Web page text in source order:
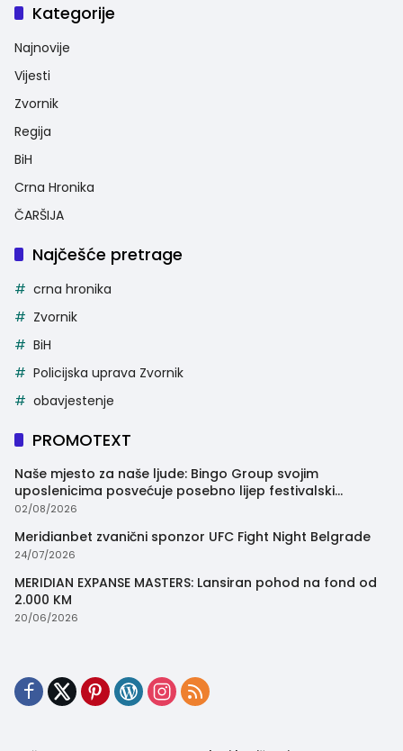
Kategorije
Najnovije
Vijesti
Zvornik
Regija
BiH
Crna Hronika
ČARŠIJA
Najčešće pretrage
crna hronika
Zvornik
BiH
Policijska uprava Zvornik
obavjestenje
PROMOTEXT
Naše mjesto za naše ljude: Bingo Group svojim
uposlenicima posvećuje posebno lijep festivalski
trenutak
02/08/2026
Meridianbet zvanični sponzor UFC Fight Night Belgrade
24/07/2026
MERIDIAN EXPANSE MASTERS: Lansiran pohod na fond od
2.000 KM
20/06/2026